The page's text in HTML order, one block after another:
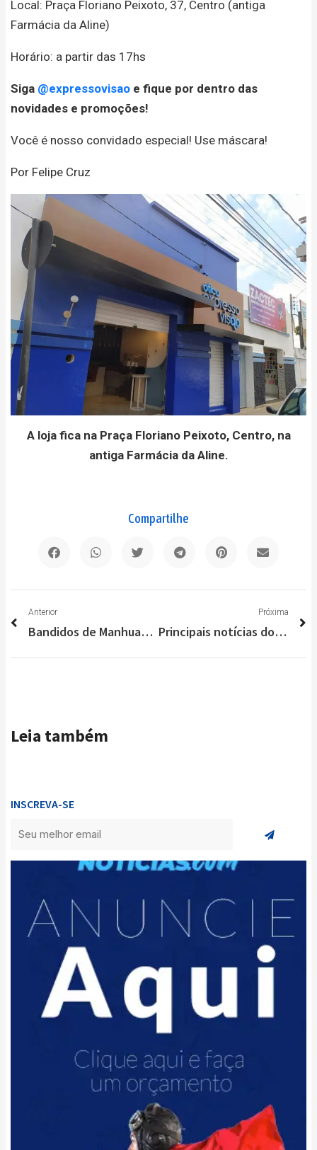
Local: Praça Floriano Peixoto, 37, Centro (antiga
Farmácia da Aline)
Horário: a partir das 17hs
Siga @expressovisao e fique por dentro das
novidades e promoções!
Você é nosso convidado especial! Use máscara!
Por Felipe Cruz
A loja fica na Praça Floriano Peixoto, Centro, na
antiga Farmácia da Aline.
Compartilhe
Anterior
Bandidos de Manhuaçu tentam invadir Lagoa Santa e tomar “boca”
Próxima
Principais notícias do Brasil e do Mundo nesta sexta-feira (05/11)
Leia também
INSCREVA-SE